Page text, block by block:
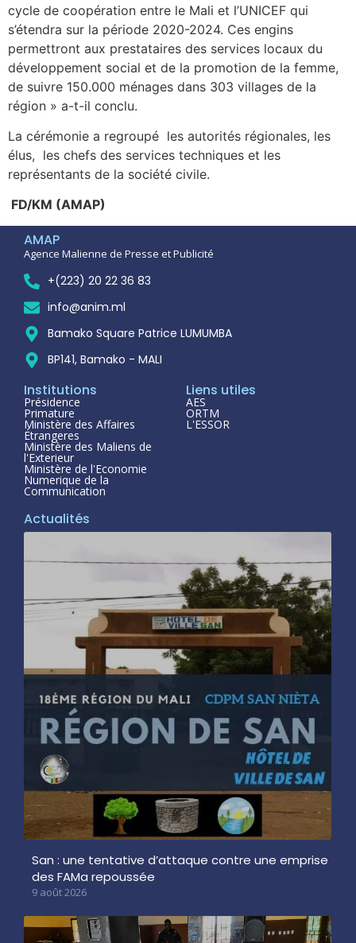
cycle de coopération entre le Mali et l’UNICEF qui
s’étendra sur la période 2020-2024. Ces engins
permettront aux prestataires des services locaux du
développement social et de la promotion de la femme,
de suivre 150.000 ménages dans 303 villages de la
région » a-t-il conclu.
La cérémonie a regroupé les autorités régionales, les
élus, les chefs des services techniques et les
représentants de la société civile.
FD/KM (AMAP)
AMAP
Agence Malienne de Presse et Publicité
+(223) 20 22 36 83
info@anim.ml
Bamako Square Patrice LUMUMBA
BP141, Bamako - MALI
Institutions
Présidence
Primature
Ministère des Affaires
Étrangeres
Ministère des Maliens de
l'Exterieur
Ministère de l'Economie
Numerique de la
Communication
Liens utiles
AES
ORTM
L'ESSOR
Actualités
San : une tentative d’attaque contre une emprise
des FAMa repoussée
9 août 2026